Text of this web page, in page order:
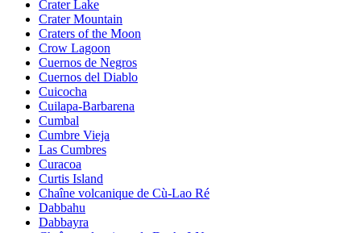
Crater Lake
Crater Mountain
Craters of the Moon
Crow Lagoon
Cuernos de Negros
Cuernos del Diablo
Cuicocha
Cuilapa-Barbarena
Cumbal
Cumbre Vieja
Las Cumbres
Curacoa
Curtis Island
Chaîne volcanique de Cù-Lao Ré
Dabbahu
Dabbayra